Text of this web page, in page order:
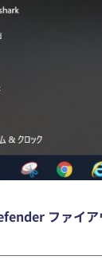
ファイア